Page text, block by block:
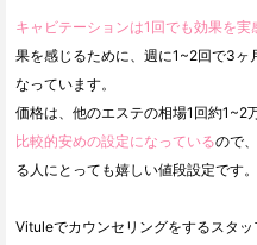
キャビテーションは1回でも効果を実
果を感じるために、週に1~2回で3ヶ
なっています。
価格は、他のエステの相場1回約
比較的安めの設定になっているので
る人にとっても嬉しい値段設定です。
Vituleでカウンセリングをするスタ